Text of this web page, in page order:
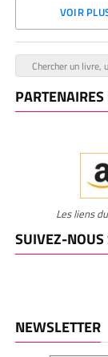
VOIR
Les liens
SUIVEZ-NOUS
NEWSLETTER